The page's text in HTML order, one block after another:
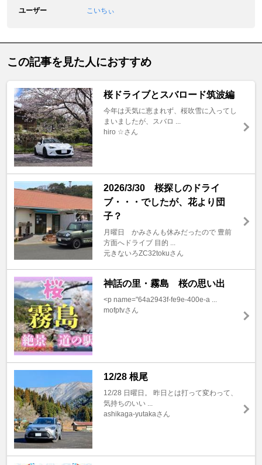
ユーザー こいちぃ
この記事を見た人におすすめ
桜ドライブとスバロード筑波編
今年は天気に恵まれず、桜吹雪に入ってし
まいましたが、スバロ ...
hiro ☆さん
2026/3/30 桜探しのドライ
ブ・・・でしたが、花より団
子？
月曜日 かみさんも休みだったので 豊前
方面へドライブ 目的 ...
元きないろZC32tokuさん
神話の里・霧島 桜の思い出
<p name="64a2943f-fe9e-400e-a ...
mofptvさん
12/28 根尾
12/28 日曜日。 昨日とは打って変わって、
気持ちのいい ...
ashikaga-yutakaさん